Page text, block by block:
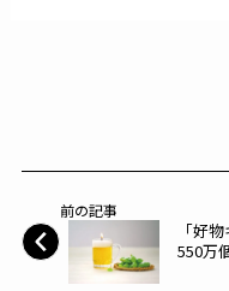
前の記事
「好
550万